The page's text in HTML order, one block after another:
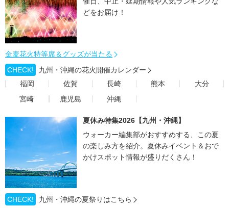
どをお届け！
金麦花火特等席＆グッズが当たる
CHECK!
九州・沖縄の花火開催カレンダー
福岡
佐賀 長崎 熊本
大分
宮崎
鹿児島 沖縄
夏休み特集2026【九州・沖縄】
ウォーカー編集部がおすすめする、この夏
の楽しみ方を紹介。夏休みイベント＆おで
かけスポット情報が盛りだくさん！
CHECK!
九州・沖縄の夏祭りはこちら